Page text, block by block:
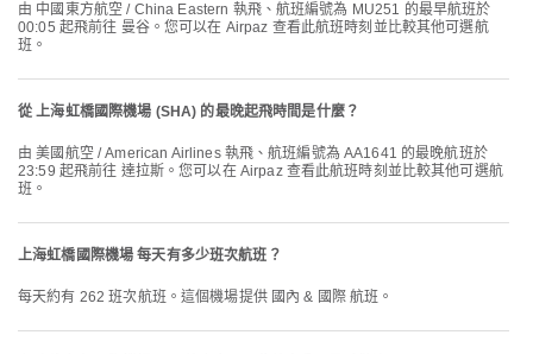
由 中國東方航空 / China Eastern 執飛、航班編號為 MU251 的最早航班於
00:05 起飛前往 曼谷。您可以在 Airpaz 查看此航班時刻並比較其他可選航
班。
從 上海虹橋國際機場 (SHA) 的最晚起飛時間是什麼？
由 美國航空 / American Airlines 執飛、航班編號為 AA1641 的最晚航班於
23:59 起飛前往 達拉斯。您可以在 Airpaz 查看此航班時刻並比較其他可選航
班。
上海虹橋國際機場 每天有多少班次航班？
每天約有 262 班次航班。這個機場提供 國內 & 國際 航班。